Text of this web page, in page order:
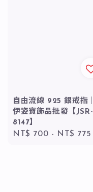
自由流線 925 銀戒指｜
伊姿寶飾品批發【JSR-
8147】
Regular
NT$ 700 - NT$ 775